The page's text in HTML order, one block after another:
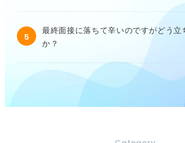
5
最終面接に落ちて辛いのですがどう立
か？